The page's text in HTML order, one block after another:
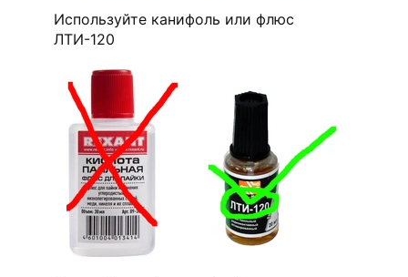
Используйте канифоль или флюс
ЛТИ-120